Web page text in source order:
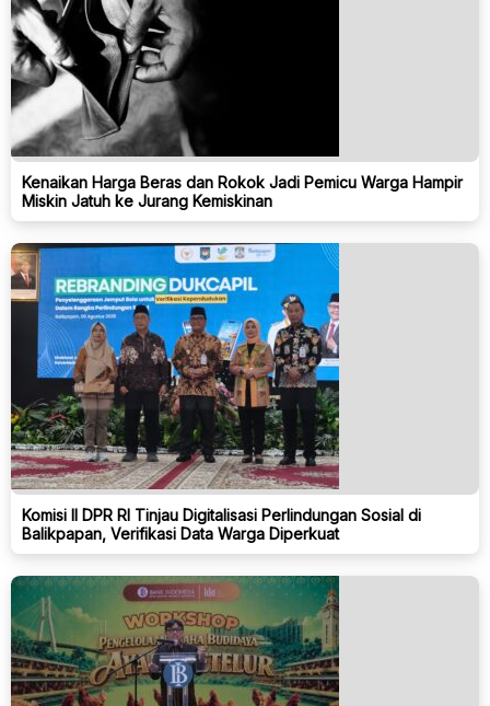
Kenaikan Harga Beras dan Rokok Jadi Pemicu Warga Hampir
Miskin Jatuh ke Jurang Kemiskinan
Komisi II DPR RI Tinjau Digitalisasi Perlindungan Sosial di
Balikpapan, Verifikasi Data Warga Diperkuat